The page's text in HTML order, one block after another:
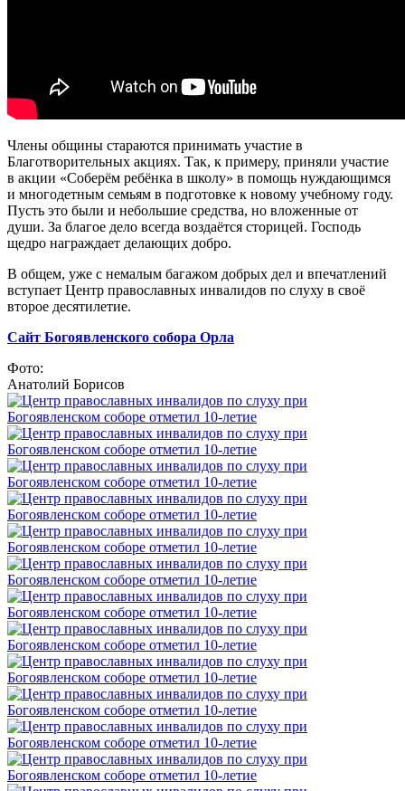
Члены общины стараются принимать участие в
Благотворительных акциях. Так, к примеру, приняли участие
в акции «Соберём ребёнка в школу» в помощь нуждающимся
и многодетным семьям в подготовке к новому учебному году.
Пусть это были и небольшие средства, но вложенные от
души. За благое дело всегда воздаётся сторицей. Господь
щедро награждает делающих добро.
В общем, уже с немалым багажом добрых дел и впечатлений
вступает Центр православных инвалидов по слуху в своё
второе десятилетие.
Сайт Богоявленского собора Орла
Фото:
Анатолий Борисов